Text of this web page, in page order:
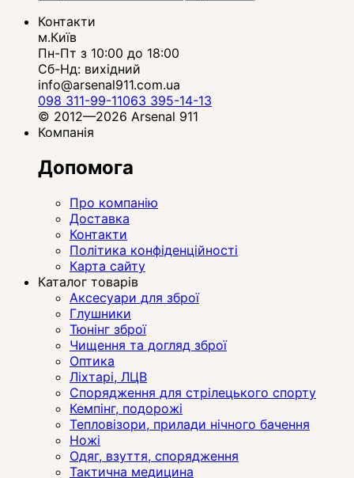
Контакти
м.Київ
Пн-Пт з 10:00 до 18:00
Сб-Нд: вихідний
info@arsenal911.com.ua
098 311-99-11063 395-14-13
© 2012—2026 Arsenal 911
Компанія
Допомога
Про компанію
Доставка
Контакти
Політика конфіденційності
Карта сайту
Каталог товарів
Аксесуари для зброї
Глушники
Тюнінг зброї
Чищення та догляд зброї
Оптика
Ліхтарі, ЛЦВ
Спорядження для стрілецького спорту
Кемпінг, подорожі
Тепловізори, прилади нічного бачення
Ножі
Одяг, взуття, спорядження
Тактична медицина